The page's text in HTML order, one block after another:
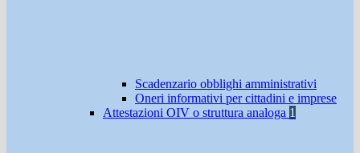
Scadenzario obblighi amministrativi
Oneri informativi per cittadini e imprese
Attestazioni OIV o struttura analoga 1